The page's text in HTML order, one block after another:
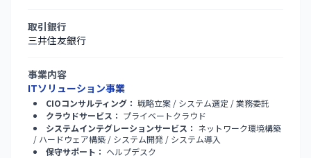
取引銀行
三井住友銀行
事業内容
ITソリューション事業
CIOコンサルティング： 戦略立案 / システム選定 / 業務委託
クラウドサービス： プライベートクラウド
システムインテグレーションサービス： ネットワーク環境構築
/ ハードウェア構築 / システム開発 / システム導入
保守サポート： ヘルプデスク